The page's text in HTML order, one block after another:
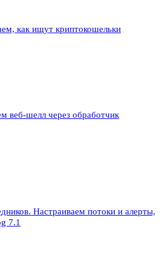
как ищут криптокошельки
веб-шелл через обработчик
Настраиваем потоки и алерты,
7.1